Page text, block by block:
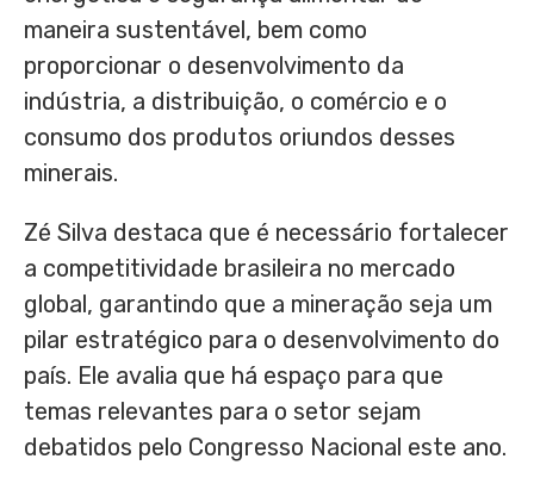
maneira sustentável, bem como
proporcionar o desenvolvimento da
indústria, a distribuição, o comércio e o
consumo dos produtos oriundos desses
minerais.
Zé Silva destaca que é necessário fortalecer
a competitividade brasileira no mercado
global, garantindo que a mineração seja um
pilar estratégico para o desenvolvimento do
país. Ele avalia que há espaço para que
temas relevantes para o setor sejam
debatidos pelo Congresso Nacional este ano.